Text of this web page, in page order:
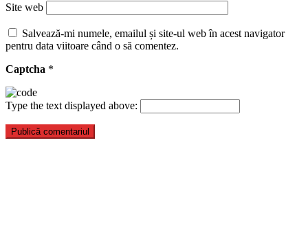
Site web
Salvează-mi numele, emailul și site-ul web în acest navigator
pentru data viitoare când o să comentez.
Captcha *
Type the text displayed above: